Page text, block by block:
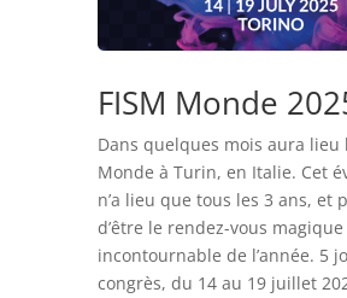
FISM Monde
Dans quelques mois aura lieu
Monde à Turin, en Italie. Cet
n’a lieu que tous les 3 ans, et
d’être le rendez-vous
incontournable de l’année. 5
congrès, du 14 au 19 juillet